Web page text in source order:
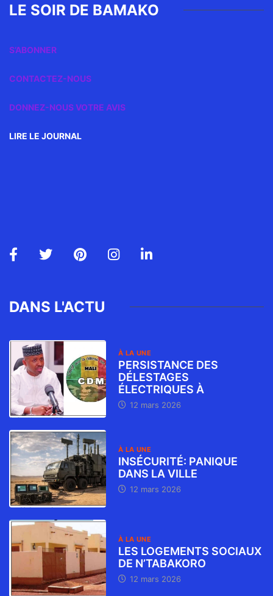
LE SOIR DE BAMAKO
S’ABONNER
CONTACTEZ-NOUS
DONNEZ-NOUS VOTRE AVIS
LIRE LE JOURNAL
DANS L'ACTU
À LA UNE
PERSISTANCE DES
DÉLESTAGES
ÉLECTRIQUES À
12 mars 2026
À LA UNE
INSÉCURITÉ: PANIQUE
DANS LA VILLE
12 mars 2026
À LA UNE
LES LOGEMENTS SOCIAUX
DE N’TABAKORO
12 mars 2026